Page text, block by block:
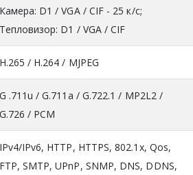
Камера: D1 / VGA / CIF - 25 к/с;
Тепловизор: D1 / VGA / CIF
H.265 / H.264 / MJPEG
G .711u / G.711a / G.722.1 / MP2L2 /
G.726 / PCM
IPv4/IPv6, HTTP, HTTPS, 802.1x, Qos,
FTP, SMTP, UPnP, SNMP, DNS, DDNS,